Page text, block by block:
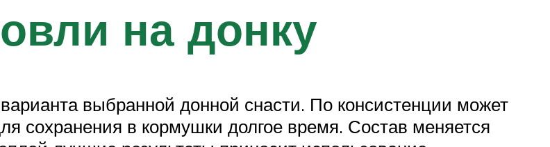
на донку
выбранной донной снасти. По консистенции может
сохранения в кормушки долгое время. Состав меняется